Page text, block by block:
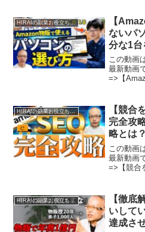
HIRAIの副業お役立ち講座
【
ないパ
分な1台
この動画
最新動画
=>【
HIRAIの副業お役立ち講座
【競合
完全攻
略とは？
この動画
最新動画
=>【競合
HIRAIの副業お役立ち講座
【徹底
いして
達成さ